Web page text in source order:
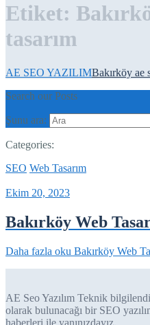
Etiket:
tasarım
AE SEO YAZILIMBakırköy ae
Search our Posts
Şunu ara:
Categories:
SEO Web Tasarım
Ekim 20, 2023
Bakırköy Web
Daha fazla oku Bakırköy Web
AE Seo Yazılım Teknik
olarak bulunacağı bir SEO
haberleri ile yanınızdayız.